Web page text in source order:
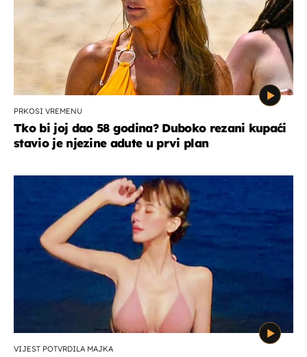
PRKOSI VREMENU
Tko bi joj dao 58 godina? Duboko rezani kupaći
stavio je njezine adute u prvi plan
VIJEST POTVRDILA MAJKA